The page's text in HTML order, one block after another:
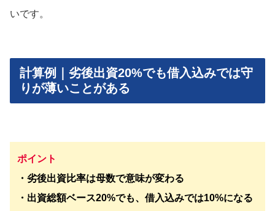
いです。
計算例｜劣後出資20%でも借入込みでは守
りが薄いことがある
ポイント
・劣後出資比率は母数で意味が変わる
・出資総額ベース20%でも、借入込みでは10%になる